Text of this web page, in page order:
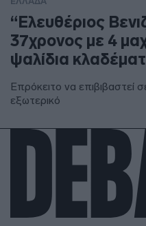
“Ελευθέριος
37χρονος με 4
ψαλίδια
Επρόκειτο να επιβιβαστεί
εξωτερικό